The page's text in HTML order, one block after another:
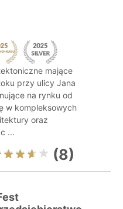
mające
przy ulicy Jana
na rynku od
w kompleksowych
oraz
...
(8)